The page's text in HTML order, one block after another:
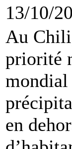
13/10/
Au
priorité
en